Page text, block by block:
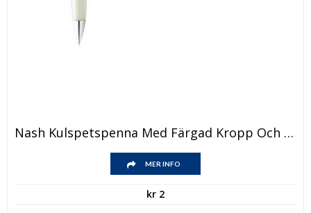
Den
här
produkten
har
flera
varianter.
De
Nash Kulspetspenna Med Färgad Kropp Och Färgat Grepp
Den
här
har
MER INFO
kr 2